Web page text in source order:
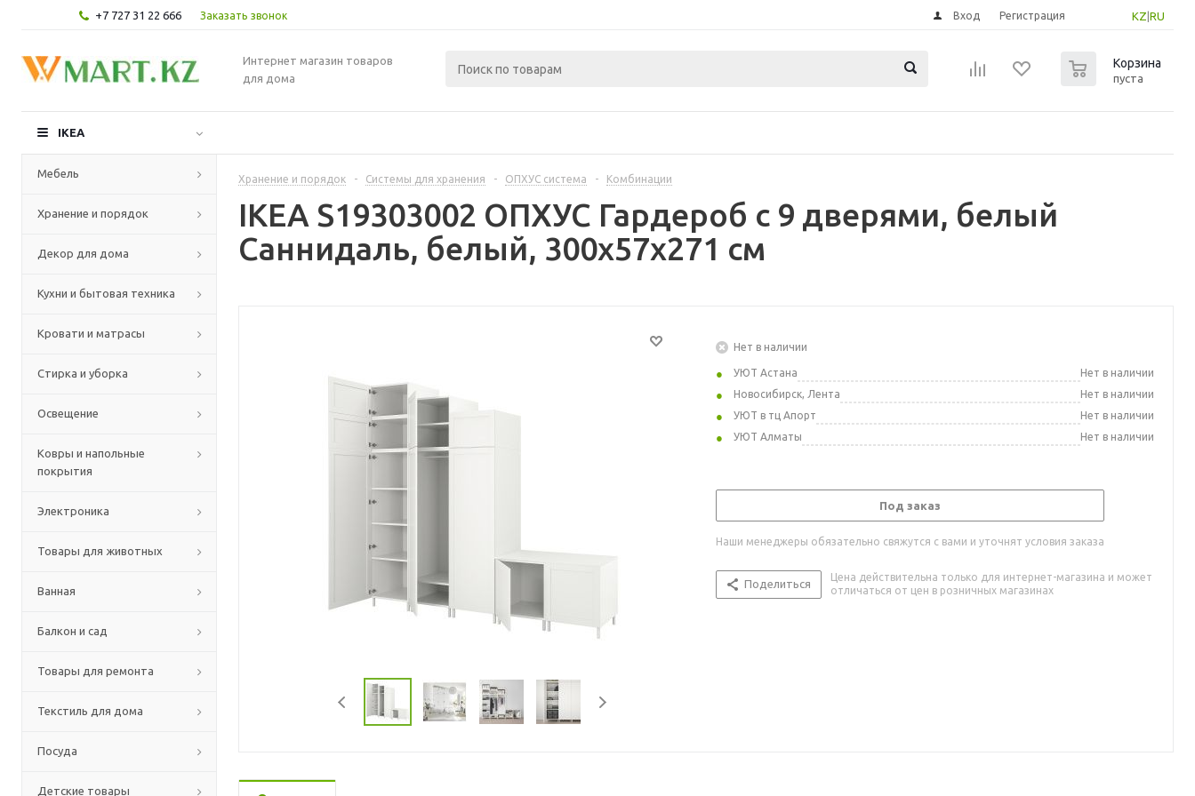
+7 727 31 22 666 Заказать звонок KZ RU
Вход Регистрация
Интернет магазин товаров
для дома
Корзина
пуста
IKEA
Мебель
Хранение и порядок
Декор для дома
Кухни и бытовая техника
Кровати и матрасы
Стирка и уборка
Освещение
Ковры и напольные
покрытия
Электроника
Товары для животных
Ванная
Балкон и сад
Товары для ремонта
Текстиль для дома
Посуда
Детские товары
Хранение и порядок - Системы для хранения - ОПХУС система - Комбинации
IKEA S19303002 ОПХУС Гардероб с 9 дверями, белый
Саннидаль, белый, 300x57x271 см
Нет в наличии
УЮТ Астана
Нет в наличии
Новосибирск, Лента
Нет в наличии
УЮТ в тц Апорт
Нет в наличии
УЮТ Алматы
Нет в наличии
Под заказ
Наши менеджеры обязательно свяжутся с вами и уточнят условия заказа
Поделиться
Цена действительна только для интернет-магазина и может
отличаться от цен в розничных магазинах